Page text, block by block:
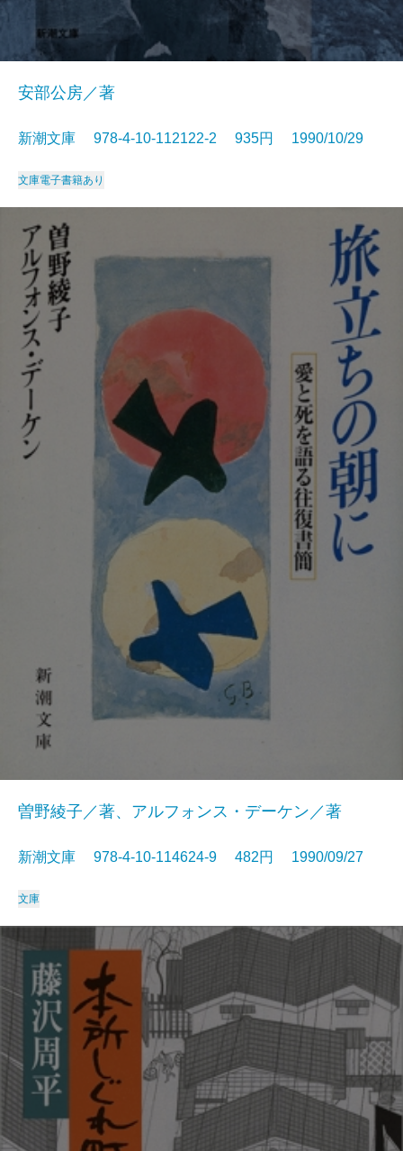
安部公房／著
新潮文庫 978-4-10-112122-2 935円 1990/10/29
文庫電子書籍あり
曽野綾子／著、アルフォンス・デーケン／著
新潮文庫 978-4-10-114624-9 482円 1990/09/27
文庫